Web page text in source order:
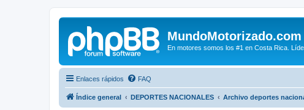
MundoMotorizado.com
En motores somos los #1 en Costa Rica.
Enlaces rápidos FAQ
Índice general DEPORTES NACIONALES Archivo deportes